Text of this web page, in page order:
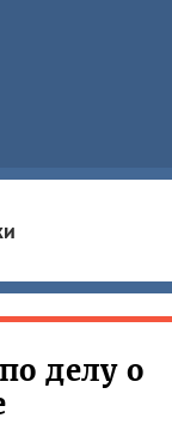
делу о